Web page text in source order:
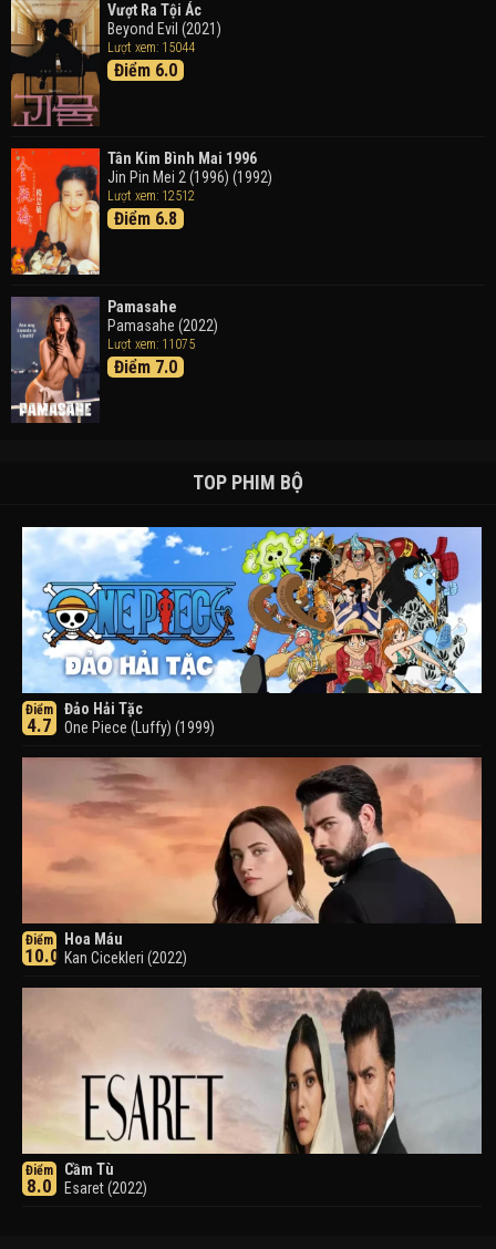
Vượt Ra Tội Ác
Beyond Evil (2021)
Lượt xem: 15044
Điểm 6.0
Tân Kim Bình Mai 1996
Jin Pin Mei 2 (1996) (1992)
Lượt xem: 12512
Điểm 6.8
Pamasahe
Pamasahe (2022)
Lượt xem: 11075
Điểm 7.0
TOP PHIM BỘ
Điểm
4.7
Đảo Hải Tặc
One Piece (Luffy) (1999)
Điểm
10.0
Hoa Máu
Kan Cicekleri (2022)
Điểm
8.0
Cầm Tù
Esaret (2022)